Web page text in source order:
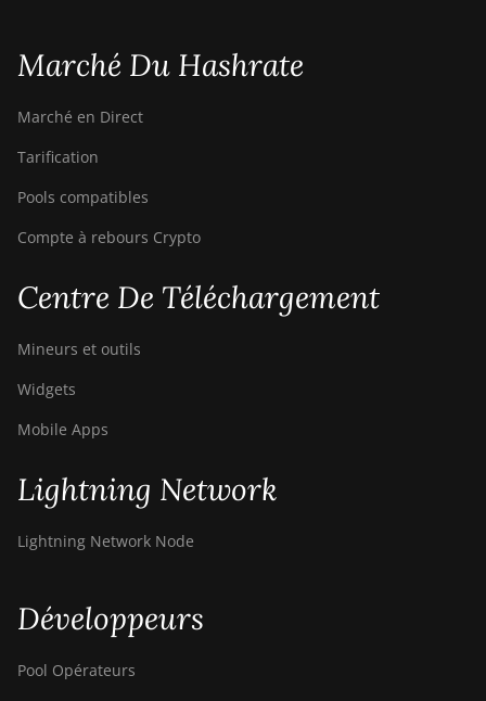
Marché Du Hashrate
Marché en Direct
Tarification
Pools compatibles
Compte à rebours Crypto
Centre De Téléchargement
Mineurs et outils
Widgets
Mobile Apps
Lightning Network
Lightning Network Node
Développeurs
Pool Opérateurs